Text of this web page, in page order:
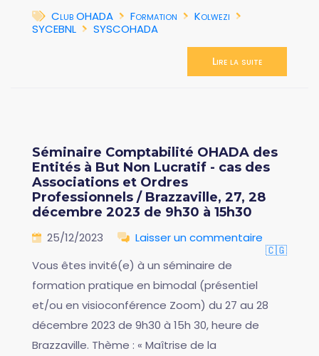
Club OHADA
Formation
Kolwezi
SYCEBNL
SYSCOHADA
Lire la suite
Séminaire Comptabilité OHADA des
Entités à But Non Lucratif - cas des
Associations et Ordres
Professionnels / Brazzaville, 27, 28
décembre 2023 de 9h30 à 15h30
25/12/2023
Laisser un commentaire
🇨🇬
Vous êtes invité(e) à un séminaire de
formation pratique en bimodal (présentiel
et/ou en visioconférence Zoom) du 27 au 28
décembre 2023 de 9h30 à 15h 30, heure de
Brazzaville. Thème : « Maîtrise de la